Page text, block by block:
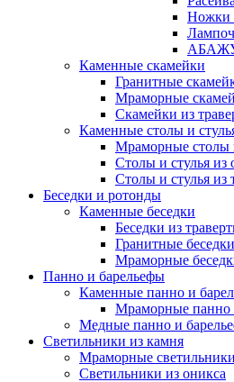
Ножки
Каменные скамейки
Гранитные
Мраморные
Скамейки из
Каменные столы и
Мраморные столы
Столы и стулья из
Столы и стулья из
Беседки и ротонды
Каменные беседки
Беседки из
Гранитные беседки
Мраморные
Панно и барельефы
Каменные панно и
Мраморные панно
Медные панно и
Светильники из камня
Мраморные светильники
Светильники из оникса